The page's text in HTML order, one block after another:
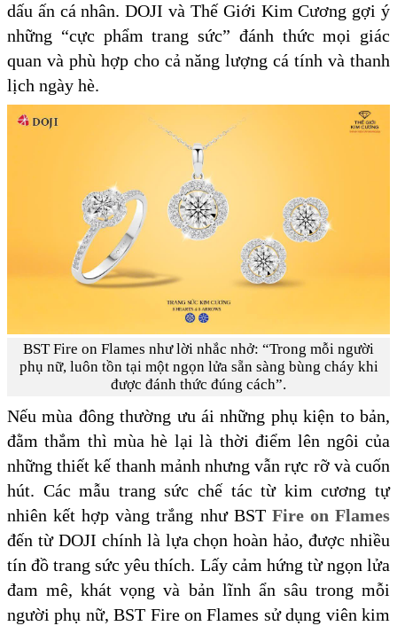
dấu ấn cá nhân. DOJI và Thế Giới Kim Cương gợi ý
những “cực phẩm trang sức” đánh thức mọi giác
quan và phù hợp cho cả năng lượng cá tính và thanh
lịch ngày hè.
BST Fire on Flames như lời nhắc nhở: “Trong mỗi người
phụ nữ, luôn tồn tại một ngọn lửa sẵn sàng bùng cháy khi
được đánh thức đúng cách”.
Nếu mùa đông thường ưu ái những phụ kiện to bản,
đằm thắm thì mùa hè lại là thời điểm lên ngôi của
những thiết kế thanh mảnh nhưng vẫn rực rỡ và cuốn
hút. Các mẫu trang sức chế tác từ kim cương tự
nhiên kết hợp vàng trắng như BSTFire on Flames
đến từ DOJI chính là lựa chọn hoàn hảo, được nhiều
tín đồ trang sức yêu thích. Lấy cảm hứng từ ngọn lửa
đam mê, khát vọng và bản lĩnh ẩn sâu trong mỗi
người phụ nữ, BST Fire on Flames sử dụng viên kim